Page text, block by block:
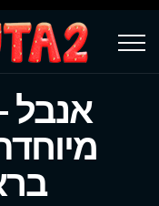
אנבל